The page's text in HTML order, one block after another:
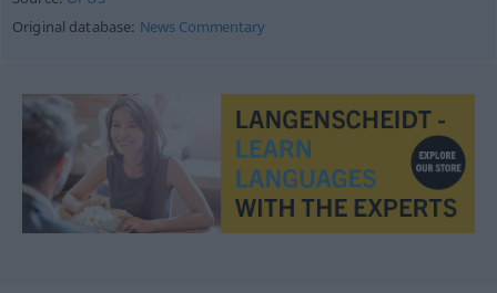
Original database: News Commentary